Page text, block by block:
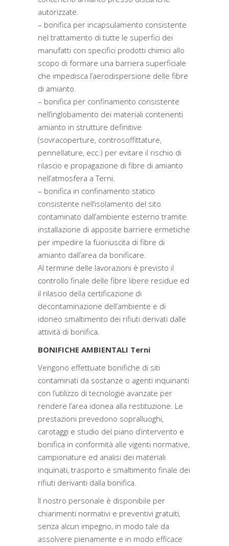
autorizzate.
– bonifica per incapsulamento consistente
nel trattamento di tutte le superfici dei
manufatti con specifici prodotti chimici allo
scopo di formare una barriera superficiale
che impedisca l’aerodispersione delle fibre
di amianto.
– bonifica per confinamento consistente
nell’inglobamento dei materiali contenenti
amianto in strutture definitive
(sovracoperture, controsoffittature,
pennellature, ecc.) per evitare il rischio di
rilascio e propagazione di fibre di amianto
nell’atmosfera a Terni.
– bonifica in confinamento statico
consistente nell’isolamento del sito
contaminato dall’ambiente esterno tramite
installazione di apposite barriere ermetiche
per impedire la fuoriuscita di fibre di
amianto dall’area da bonificare.
Al termine delle lavorazioni è previsto il
controllo finale delle fibre libere residue ed
il rilascio della certificazione di
decontaminazione dell’ambiente e di
idoneo smaltimento dei rifiuti derivati dalle
attività di bonifica.
BONIFICHE AMBIENTALI Terni
Vengono effettuate bonifiche di siti
contaminati da sostanze o agenti inquinanti
con l’utilizzo di tecnologie avanzate per
rendere l’area idonea alla restituzione. Le
prestazioni prevedono sopralluoghi,
carotaggi e studio del piano d’intervento e
bonifica in conformità alle vigenti normative,
campionature ed analisi dei materiali
inquinati, trasporto e smaltimento finale dei
rifiuti derivanti dalla bonifica.
Il nostro personale è disponibile per
chiarimenti normativi e preventivi gratuiti,
senza alcun impegno, in modo tale da
assolvere pienamente e in modo efficace